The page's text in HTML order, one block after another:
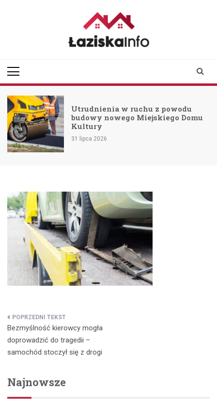
Utrudnienia w ruchu z powodu
budowy nowego Miejskiego Domu
Kultury
31 lipca 2026
Nawigacja
wpisu
Bezmyślność kierowcy mogła
doprowadzić do tragedii –
samochód stoczył się z drogi
Najnowsze